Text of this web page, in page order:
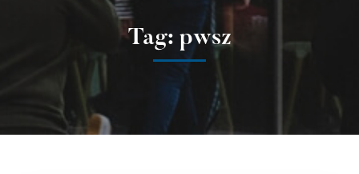
Tag: pwsz